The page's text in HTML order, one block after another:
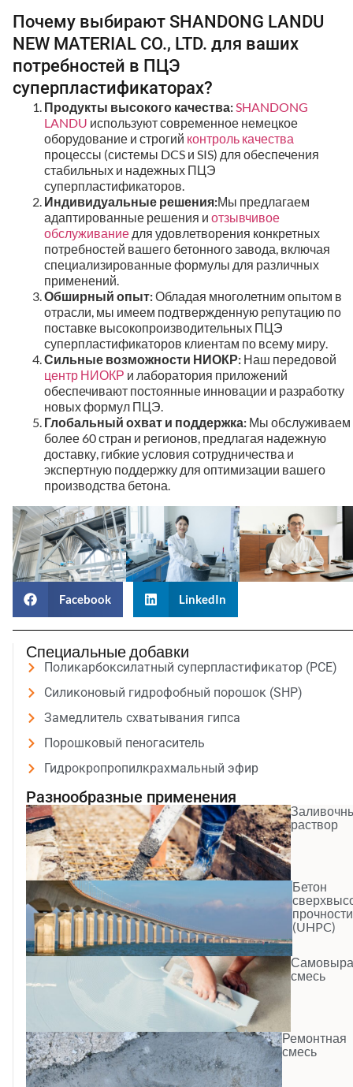
Почему выбирают SHANDONG LANDU
NEW MATERIAL CO., LTD. для ваших
потребностей в ПЦЭ
суперпластификаторах?
Продукты высокого качества:SHANDONG
LANDU используют современное немецкое
оборудование и строгий контроль качества
процессы (системы DCS и SIS) для обеспечения
стабильных и надежных ПЦЭ
суперпластификаторов.
Индивидуальные решения:Мы предлагаем
адаптированные решения и отзывчивое
обслуживание для удовлетворения конкретных
потребностей вашего бетонного завода, включая
специализированные формулы для различных
применений.
Обширный опыт:Обладая многолетним опытом в
отрасли, мы имеем подтвержденную репутацию по
поставке высокопроизводительных ПЦЭ
суперпластификаторов клиентам по всему миру.
Сильные возможности НИОКР: Наш передовой
центр НИОКР и лаборатория приложений
обеспечивают постоянные инновации и разработку
новых формул ПЦЭ.
Глобальный охват и поддержка: Мы обслуживаем
более 60 стран и регионов, предлагая надежную
доставку, гибкие условия сотрудничества и
экспертную поддержку для оптимизации вашего
производства бетона.
Facebook LinkedIn
Специальные добавки
Поликарбоксилатный суперпластификатор (PCE)
Силиконовый гидрофобный порошок (SHP)
Замедлитель схватывания гипса
Порошковый пеногаситель
Гидрокропропилкрахмальный эфир
Разнообразные применения
раствор
Бетон
прочности
(UHPC)
смесь
Ремонтная
смесь